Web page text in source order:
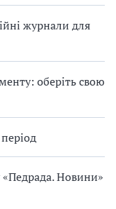
журнали для
оберіть свою
Новини»